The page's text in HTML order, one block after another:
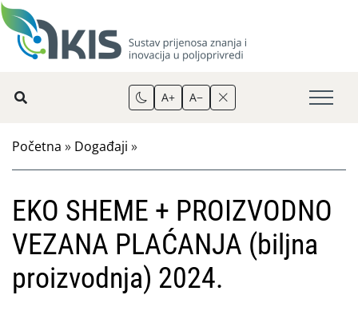
A+ A−
Početna » Događaji »
EKO SHEME + PROIZVODNO
VEZANA PLAĆANJA (biljna
proizvodnja) 2024.